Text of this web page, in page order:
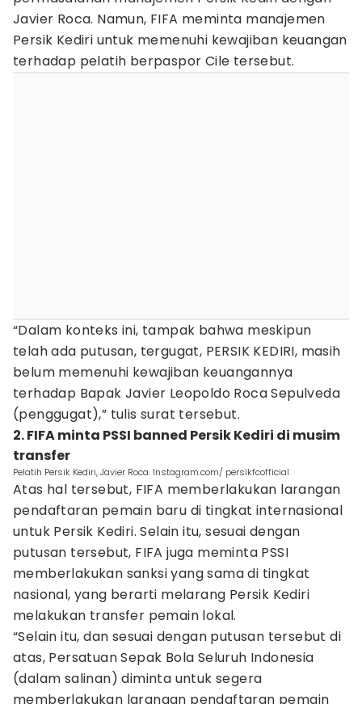
Javier Roca. Namun, FIFA meminta manajemen
Persik Kediri untuk memenuhi kewajiban keuangan
terhadap pelatih berpaspor Cile tersebut.
“Dalam konteks ini, tampak bahwa meskipun
telah ada putusan, tergugat, PERSIK KEDIRI, masih
belum memenuhi kewajiban keuangannya
terhadap Bapak Javier Leopoldo Roca Sepulveda
(penggugat),” tulis surat tersebut.
2. FIFA minta PSSI banned Persik Kediri di musim
transfer
Pelatih Persik Kediri, Javier Roca. Instagram.com/ persikfcofficial
Atas hal tersebut, FIFA memberlakukan larangan
pendaftaran pemain baru di tingkat internasional
untuk Persik Kediri. Selain itu, sesuai dengan
putusan tersebut, FIFA juga meminta PSSI
memberlakukan sanksi yang sama di tingkat
nasional, yang berarti melarang Persik Kediri
melakukan transfer pemain lokal.
“Selain itu, dan sesuai dengan putusan tersebut di
atas, Persatuan Sepak Bola Seluruh Indonesia
(dalam salinan) diminta untuk segera
memberlakukan larangan pendaftaran pemain